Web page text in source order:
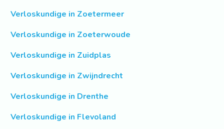
Verloskundige in Zoetermeer
Verloskundige in Zoeterwoude
Verloskundige in Zuidplas
Verloskundige in Zwijndrecht
Verloskundige in Drenthe
Verloskundige in Flevoland